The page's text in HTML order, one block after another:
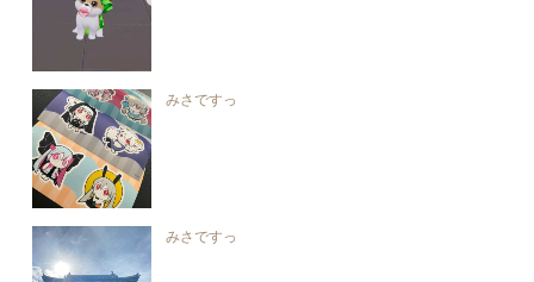
みさですっ
みさですっ